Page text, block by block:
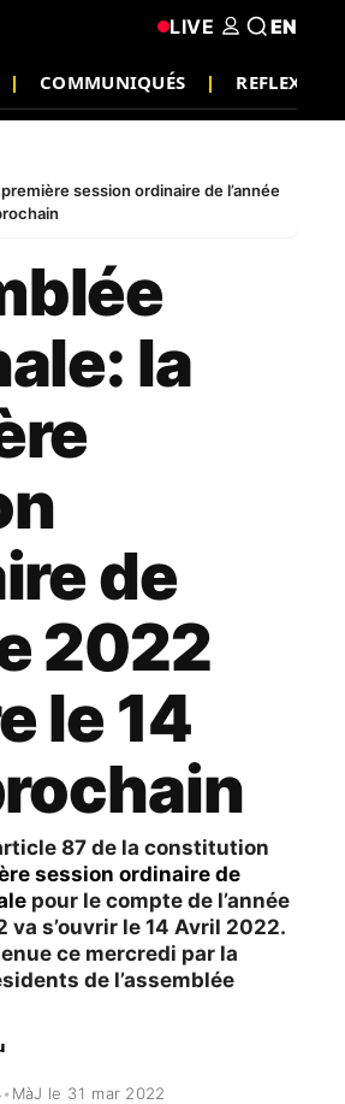
COMMUNIQUÉS REFLEXION
LIVE EN
session ordinaire de l’année
la
de
2022
le 14
87 de la constitution
session ordinaire de
pour le compte de l’année
s’ouvrir le 14 Avril 2022.
ce mercredi par la
de l’assemblée
• MàJ le 31 mar 2022